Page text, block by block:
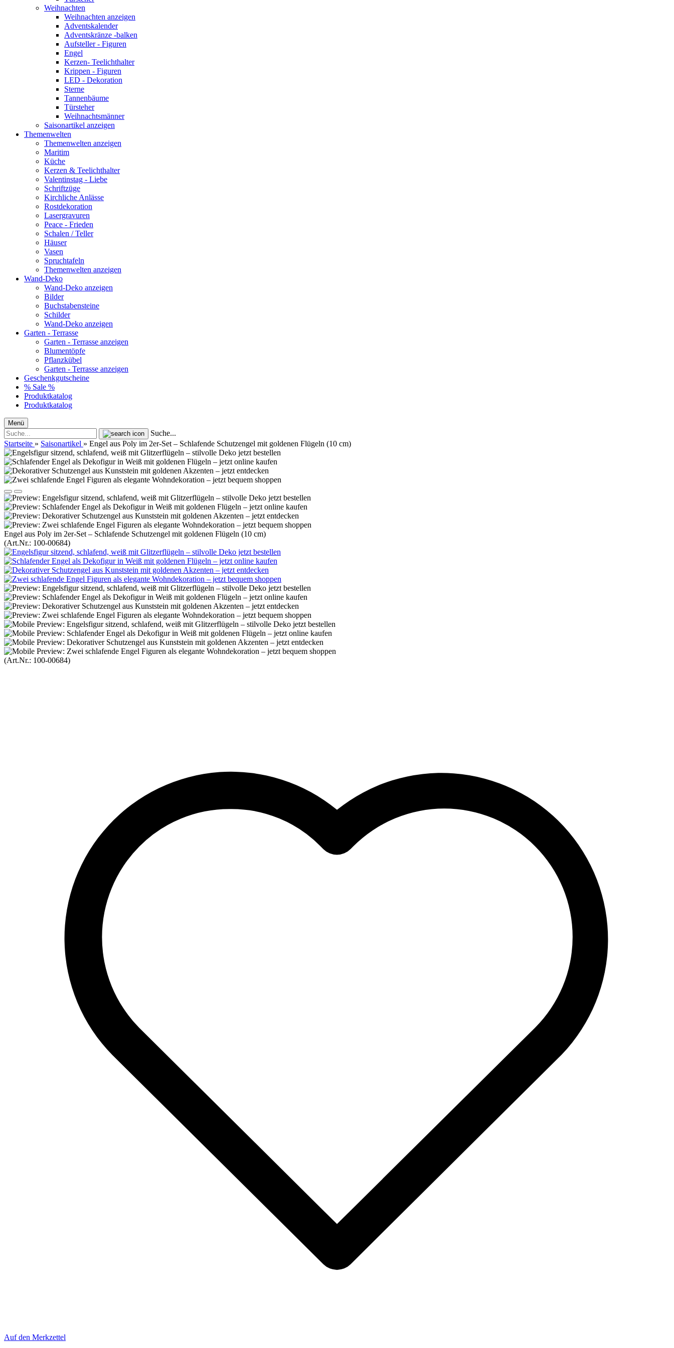
Weihnachten
Weihnachten anzeigen
Adventskalender
Adventskränze -balken
Aufsteller - Figuren
Engel
Kerzen- Teelichthalter
Krippen - Figuren
LED - Dekoration
Sterne
Tannenbäume
Türsteher
Weihnachtsmänner
Saisonartikel anzeigen
Themenwelten
Themenwelten anzeigen
Maritim
Küche
Kerzen & Teelichthalter
Valentinstag - Liebe
Schriftzüge
Kirchliche Anlässe
Rostdekoration
Lasergravuren
Peace - Frieden
Schalen / Teller
Häuser
Vasen
Spruchtafeln
Themenwelten anzeigen
Wand-Deko
Wand-Deko anzeigen
Bilder
Buchstabensteine
Schilder
Wand-Deko anzeigen
Garten - Terrasse
Garten - Terrasse anzeigen
Blumentöpfe
Pflanzkübel
Garten - Terrasse anzeigen
Geschenkgutscheine
% Sale %
Produktkatalog
Produktkatalog
Menü
Suche...
Startseite » Saisonartikel » Engel aus Poly im 2er-Set – Schlafende Schutzengel mit goldenen Flügeln (10 cm)
Engel aus Poly im 2er-Set – Schlafende Schutzengel mit goldenen Flügeln (10 cm)
(Art.Nr.: 100-00684)
(Art.Nr.: 100-00684)
Auf den Merkzettel